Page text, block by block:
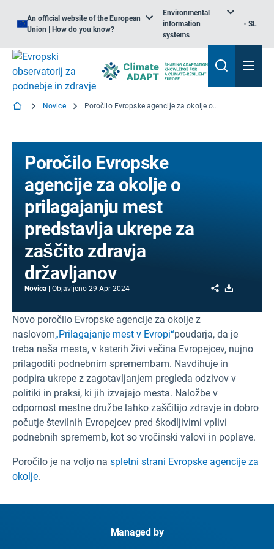
An official website of the European
Union | How do you know?
Environmental
information
systems
SL
Novice Poročilo Evropske agencije za okolje o prilagajanju mest predstavlja ukrepe za zaščito zdravja državljanov
Poročilo Evropske
agencije za okolje o
prilagajanju mest
predstavlja ukrepe za
zaščito zdravja
državljanov
Novica Objavljeno 29 Apr 2024 Share
Novo poročilo Evropske agencije za okolje z
naslovom„Prilagajanje mest v Evropi“poudarja, da je
treba naša mesta, v katerih živi večina Evropejcev, nujno
prilagoditi podnebnim spremembam. Navdihuje in
podpira ukrepe z zagotavljanjem pregleda odzivov v
politiki in praksi, ki jih izvajajo mesta. Naložbe v
odpornost mestne družbe lahko zaščitijo zdravje in dobro
počutje številnih Evropejcev pred škodljivimi vplivi
podnebnih sprememb, kot so vročinski valovi in poplave.
Poročilo je na voljo na spletni strani Evropske agencije za
okolje.
Managed by